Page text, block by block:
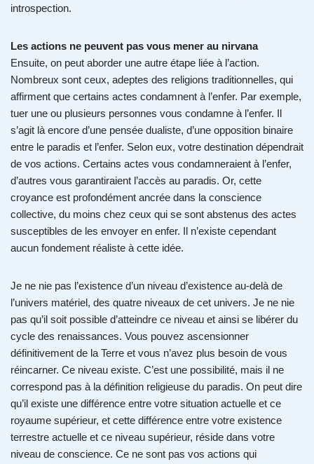
introspection.
Les actions ne peuvent pas vous mener au nirvana
Ensuite, on peut aborder une autre étape liée à l’action.
Nombreux sont ceux, adeptes des religions traditionnelles, qui
affirment que certains actes condamnent à l’enfer. Par exemple,
tuer une ou plusieurs personnes vous condamne à l’enfer. Il
s’agit là encore d’une pensée dualiste, d’une opposition binaire
entre le paradis et l’enfer. Selon eux, votre destination dépendrait
de vos actions. Certains actes vous condamneraient à l’enfer,
d’autres vous garantiraient l’accès au paradis. Or, cette
croyance est profondément ancrée dans la conscience
collective, du moins chez ceux qui se sont abstenus des actes
susceptibles de les envoyer en enfer. Il n’existe cependant
aucun fondement réaliste à cette idée.
Je ne nie pas l’existence d’un niveau d’existence au-delà de
l’univers matériel, des quatre niveaux de cet univers. Je ne nie
pas qu’il soit possible d’atteindre ce niveau et ainsi se libérer du
cycle des renaissances. Vous pouvez ascensionner
définitivement de la Terre et vous n’avez plus besoin de vous
réincarner. Ce niveau existe. C’est une possibilité, mais il ne
correspond pas à la définition religieuse du paradis. On peut dire
qu’il existe une différence entre votre situation actuelle et ce
royaume supérieur, et cette différence entre votre existence
terrestre actuelle et ce niveau supérieur, réside dans votre
niveau de conscience. Ce ne sont pas vos actions qui